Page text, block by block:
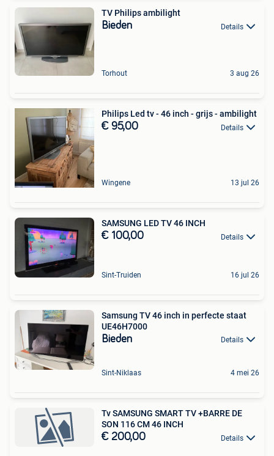
TV Philips ambilight
Bieden Details
Torhout 3 aug 26
Philips Led tv - 46 inch - grijs - ambilight
€ 95,00 Details
Wingene 13 jul 26
SAMSUNG LED TV 46 INCH
€ 100,00 Details
Sint-Truiden 16 jul 26
Samsung TV 46 inch in perfecte staat
UE46H7000
Bieden Details
Sint-Niklaas 4 mei 26
Tv SAMSUNG SMART TV +BARRE DE
SON 116 CM 46 INCH
€ 200,00 Details